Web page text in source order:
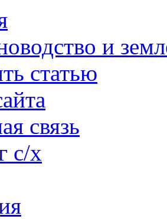
и
статью
связь
с/х